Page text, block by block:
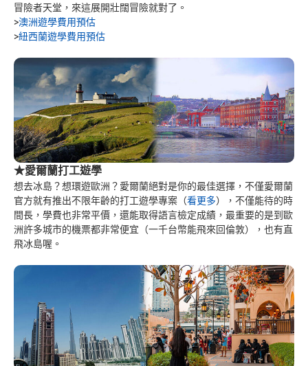
冒險者天堂，來這展開壯闊冒險就對了。
>澳洲遊學費用預估
>紐西蘭遊學費用預估
★愛爾蘭打工遊學
想去冰島？想環遊歐洲？愛爾蘭絕對是你的最佳選擇，不僅愛爾蘭
官方就有推出不限年齡的打工遊學專案（看更多），不僅能待的時
間長，學費也非常平價，還能取得語言檢定成績，最重要的是到歐
洲許多城市的機票都非常便宜（一千台幣能飛來回倫敦），也有直
飛冰島喔。